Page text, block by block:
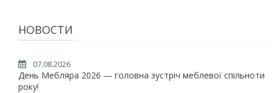
НОВОСТИ
07.08.2026
День Мебляра 2026 — головна зустріч меблевої спільноти
року!